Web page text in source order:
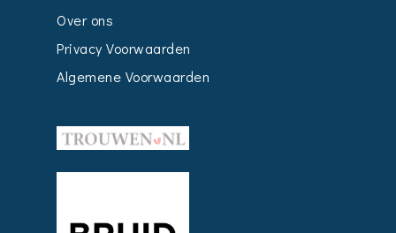
Over ons
Privacy Voorwaarden
Algemene Voorwaarden